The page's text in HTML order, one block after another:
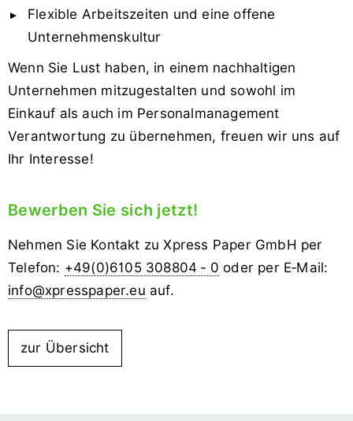
Flexible Arbeitszeiten und eine offene
Unternehmenskultur
Wenn Sie Lust haben, in einem nachhaltigen
Unternehmen mitzugestalten und sowohl im
Einkauf als auch im Personalmanagement
Verantwortung zu übernehmen, freuen wir uns auf
Ihr Interesse!
Bewerben Sie sich jetzt!
Nehmen Sie Kontakt zu Xpress Paper GmbH per
Telefon: +49(0)6105 308804 ‑ 0 oder per E‑Mail:
info@xpresspaper.eu auf.
zur Übersicht